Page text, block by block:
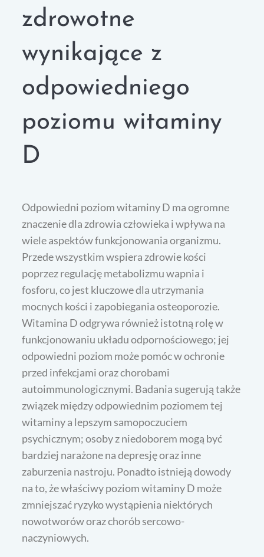
zdrowotne
wynikające z
odpowiedniego
poziomu witaminy
D
Odpowiedni poziom witaminy D ma ogromne
znaczenie dla zdrowia człowieka i wpływa na
wiele aspektów funkcjonowania organizmu.
Przede wszystkim wspiera zdrowie kości
poprzez regulację metabolizmu wapnia i
fosforu, co jest kluczowe dla utrzymania
mocnych kości i zapobiegania osteoporozie.
Witamina D odgrywa również istotną rolę w
funkcjonowaniu układu odpornościowego; jej
odpowiedni poziom może pomóc w ochronie
przed infekcjami oraz chorobami
autoimmunologicznymi. Badania sugerują także
związek między odpowiednim poziomem tej
witaminy a lepszym samopoczuciem
psychicznym; osoby z niedoborem mogą być
bardziej narażone na depresję oraz inne
zaburzenia nastroju. Ponadto istnieją dowody
na to, że właściwy poziom witaminy D może
zmniejszać ryzyko wystąpienia niektórych
nowotworów oraz chorób sercowo-
naczyniowych.